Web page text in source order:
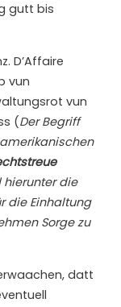
gutt bis
D’Affaire
vun
vun
(Der Begriff
die
die Einhaltung
Sorge zu
datt